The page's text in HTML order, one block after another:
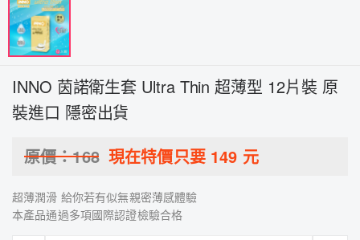
INNO 茵諾衛生套 Ultra Thin 超薄型 12片裝 原
裝進口 隱密出貨
原價：168 現在特價只要 149 元
超薄潤滑 給你若有似無親密薄感體驗
本產品通過多項國際認證檢驗合格